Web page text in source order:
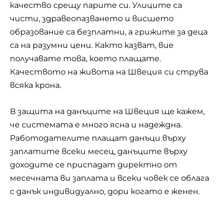
качество срещу парите си. Улиците са
чисти, здравеопазването и висшето
образование са безплатни, а грижите за деца
са на разумни цени. Както казват, вие
получавате това, което плащате.
Качеството на живота на Швеция си струва
всяка крона.
В защита на данъците на Швеция ще кажем,
че системата е много ясна и надеждна.
Работодателите плащат данъци върху
заплатите всеки месец, данъците върху
доходите се приспадат директно от
месечната ви заплата и всеки човек се облага
с данък индивидуално, дори когато е женен.